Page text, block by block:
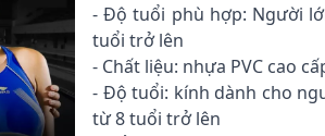
- Độ tuổi phù hợp: Người
tuổi trở lên
- Chất liệu: nhựa PVC cao
- Độ tuổi: kính dành cho
từ 8 tuổi trở lên